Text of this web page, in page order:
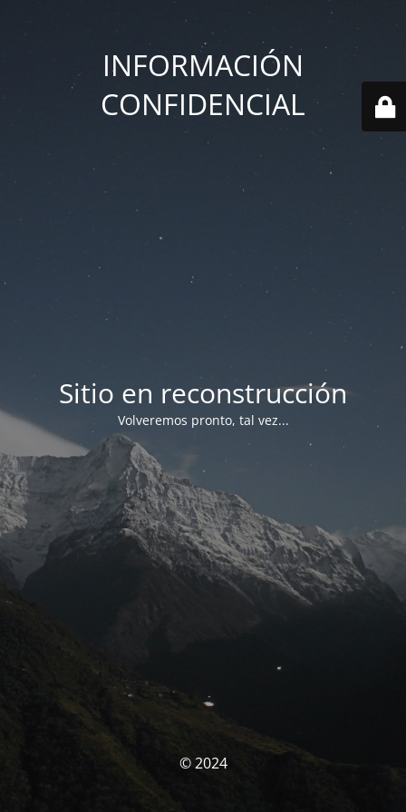
INFORMACIÓN
CONFIDENCIAL
Sitio en reconstrucción
Volveremos pronto, tal vez...
© 2024